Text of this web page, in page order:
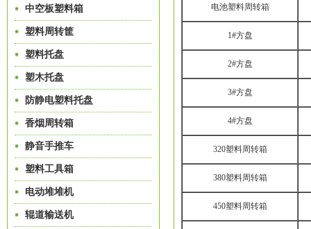
中空板塑料箱
塑料周转筐
塑料托盘
塑木托盘
防静电塑料托盘
香烟周转箱
静音手推车
塑料工具箱
电动堆堆机
辊道输送机
电池塑料周转箱
1#方盘
2#方盘
3#方盘
4#方盘
320塑料周转箱
380塑料周转箱
450塑料周转箱